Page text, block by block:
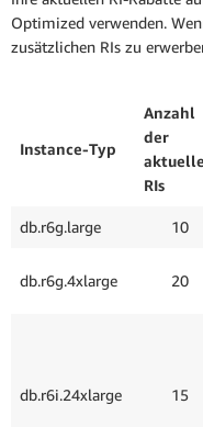
Optimized verwenden.
zusätzlichen RIs zu
Instance-Typ
Anzahl
der
RIs
db.r6g.large 10
db.r6g.4xlarge 20
db.r6i.24xlarge 15